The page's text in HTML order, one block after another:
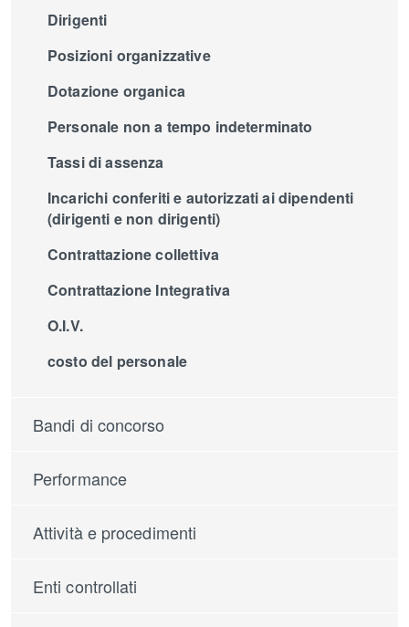
Dirigenti
Posizioni organizzative
Dotazione organica
Personale non a tempo indeterminato
Tassi di assenza
Incarichi conferiti e autorizzati ai dipendenti
(dirigenti e non dirigenti)
Contrattazione collettiva
Contrattazione Integrativa
O.I.V.
costo del personale
Bandi di concorso
Performance
Attività e procedimenti
Enti controllati